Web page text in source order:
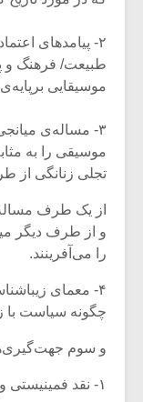
۲- پیامدهای
طبیعت/ فرهنگ و
موسیقایی
۳- مساله‌ی
موسیقی را به
تجلی زنانگی از
از یک طرف
و از طرف دیگر
را می‌آفرینند.
۴- معمای
چگونه سیاست با
و سوم
۱- نقد فمینیستی و واسازی (ساختارشکنی)